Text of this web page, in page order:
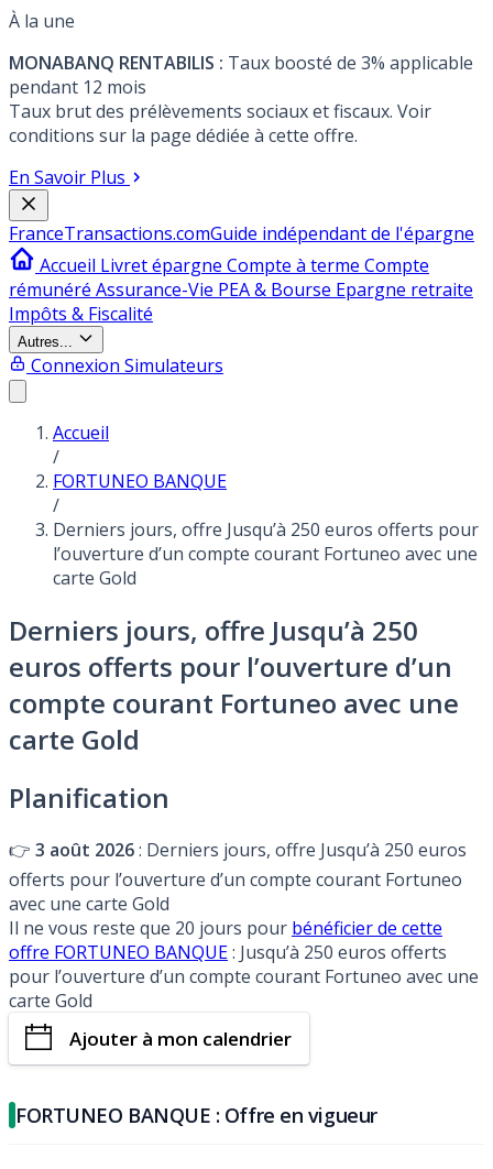
À la une
MONABANQ RENTABILIS : Taux boosté de 3% applicable
pendant 12 mois
Taux brut des prélèvements sociaux et fiscaux. Voir
conditions sur la page dédiée à cette offre.
En Savoir Plus
FranceTransactions.comGuide indépendant de l'épargne
Accueil Livret épargne Compte à terme Compte
rémunéré Assurance-Vie PEA & Bourse Epargne retraite
Impôts & Fiscalité
Autres...
Connexion Simulateurs
Accueil
/
FORTUNEO BANQUE
/
Derniers jours, offre Jusqu’à 250 euros offerts pour
l’ouverture d’un compte courant Fortuneo avec une
carte Gold
Derniers jours, offre Jusqu’à 250
euros offerts pour l’ouverture d’un
compte courant Fortuneo avec une
carte Gold
Planification
👉 3 août 2026: Derniers jours, offre Jusqu’à 250 euros
offerts pour l’ouverture d’un compte courant Fortuneo
avec une carte Gold
Il ne vous reste que 20 jours pour bénéficier de cette
offre FORTUNEO BANQUE: Jusqu’à 250 euros offerts
pour l’ouverture d’un compte courant Fortuneo avec une
carte Gold
Ajouter à mon calendrier
FORTUNEO BANQUE : Offre en vigueur